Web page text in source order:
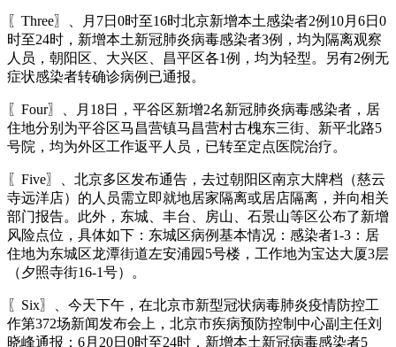
〖Three〗、月7日0时至16时北京新增本土感染者2例10月6日0
时至24时，新增本土新冠肺炎病毒感染者3例，均为隔离观察
人员，朝阳区、大兴区、昌平区各1例，均为轻型。另有2例无
症状感染者转确诊病例已通报。
〖Four〗、月18日，平谷区新增2名新冠肺炎病毒感染者，居
住地分别为平谷区马昌营镇马昌营村古槐东三街、新平北路5
号院，均为外区工作返平人员，已转至定点医院治疗。
〖Five〗、北京多区发布通告，去过朝阳区南京大牌档（慈云
寺远洋店）的人员需立即就地居家隔离或居店隔离，并向相关
部门报告。此外，东城、丰台、房山、石景山等区公布了新增
风险点位，具体如下：东城区病例基本情况：感染者1-3：居
住地为东城区龙潭街道左安浦园5号楼，工作地为宝达大厦3层
（夕照寺街16-1号）。
〖Six〗、今天下午，在北京市新型冠状病毒肺炎疫情防控工
作第372场新闻发布会上，北京市疾病预防控制中心副主任刘
晓峰通报：6月20日0时至24时，新增本土新冠病毒感染者5